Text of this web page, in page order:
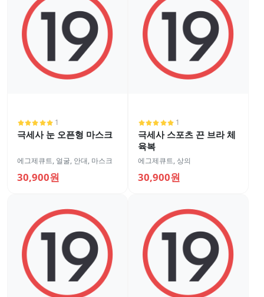
1
극세사 눈 오픈형 마스크
에그제큐트, 얼굴, 안대, 마스크
30,900원
1
극세사 스포츠 끈 브라 체
육복
에그제큐트,상의
30,900원